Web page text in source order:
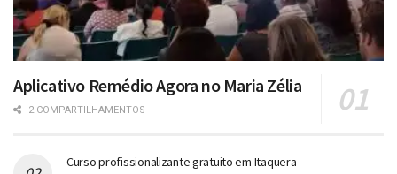
Aplicativo Remédio Agora no Maria Zélia
2 COMPARTILHAMENTOS
Curso profissionalizante gratuito em Itaquera